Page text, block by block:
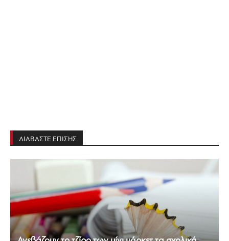
ΔΙΑΒΑΣΤΕ ΕΠΙΣΗΣ